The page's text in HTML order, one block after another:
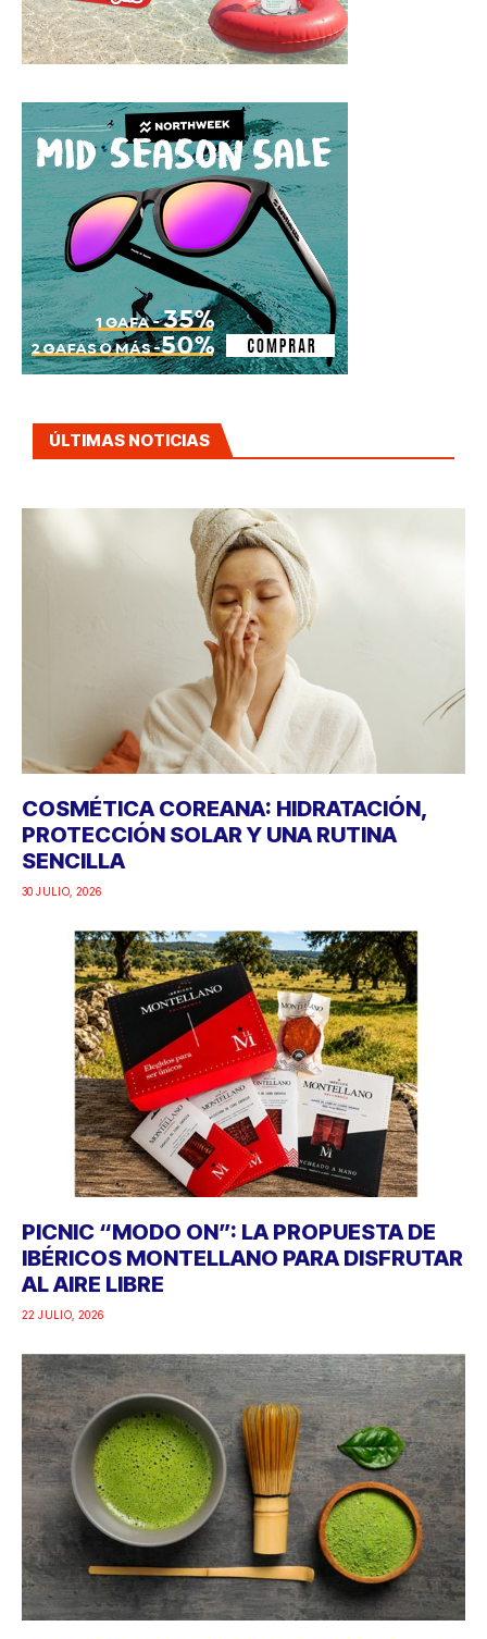
ÚLTIMAS NOTICIAS
COSMÉTICA COREANA: HIDRATACIÓN,
PROTECCIÓN SOLAR Y UNA RUTINA
SENCILLA
30 JULIO, 2026
PICNIC “MODO ON”: LA PROPUESTA DE
IBÉRICOS MONTELLANO PARA DISFRUTAR
AL AIRE LIBRE
22 JULIO, 2026